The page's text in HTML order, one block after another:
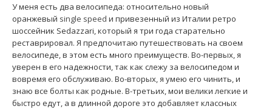
У меня есть два велосипеда: относительно новый
оранжевый single speed и привезенный из Италии ретро
шоссейник Sedazzari, который я три года старательно
реставрировал. Я предпочитаю путешествовать на своем
велосипеде, в этом есть много преимуществ. Во-первых, я
уверен в его надежности, так как слежу за велосипедом и
вовремя его обслуживаю. Во-вторых, я умею его чинить, и
знаю все болты как родные. В-третьих, мои велики легкие и
быстро едут, а в длинной дороге это добавляет классных